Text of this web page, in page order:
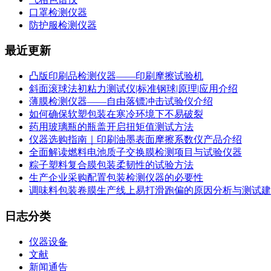
口罩检测仪器
防护服检测仪器
最近更新
凸版印刷品检测仪器——印刷摩擦试验机
斜面滚球法初粘力测试仪|标准钢球|原理|应用介绍
薄膜检测仪器——自由落镖冲击试验仪介绍
如何确保软塑包装在寒冷环境下不易破裂
药用玻璃瓶的瓶盖开启扭矩值测试方法
仪器选购指南｜印刷油墨表面摩擦系数仪产品介绍
全面解读燃料电池质子交换膜检测项目与试验仪器
粽子塑料复合膜包装柔韧性的试验方法
生产企业采购配置包装检测仪器的必要性
调味料包装卷膜生产线上易打滑跑偏的原因分析与测试
日志分类
仪器设备
文献
新闻通告